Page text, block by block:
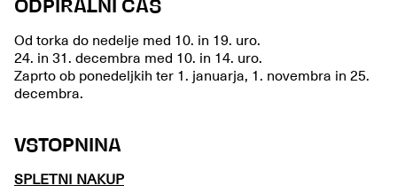
ODPIRALNI ČAS
Od torka do nedelje med 10. in 19. uro.
24. in 31. decembra med 10. in 14. uro.
Zaprto ob ponedeljkih ter 1. januarja, 1. novembra in 25.
decembra.
VSTOPNINA
SPLETNI NAKUP